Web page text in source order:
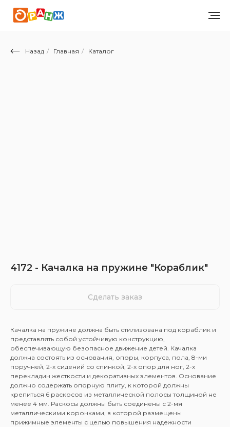
Назад / Главная / Каталог
4172 - Качалка на пружине "Кораблик"
Сделать заказ
Качалка на пружине должна быть стилизована под кораблик и
представлять собой устойчивую конструкцию,
обеспечивающую безопасное движение детей. Качалка
должна состоять из основания, опоры, корпуса, пола, 8-ми
поручней, 2-х сидений со спинкой, 2-х опор для ног, 2-х
перекладин жесткости и декоративных элементов. Основание
должно содержать опорную плиту, к которой должны
крепиться 6 раскосов из металлической полосы толщиной не
менее 4 мм. Раскосы должны быть соединены с 2-мя
металлическими коронками, в которой размещены
прижимные элементы с целью повышения надежности